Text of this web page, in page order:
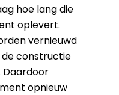
hoe lang die
oplevert.
vernieuwd
constructie
Daardoor
opnieuw